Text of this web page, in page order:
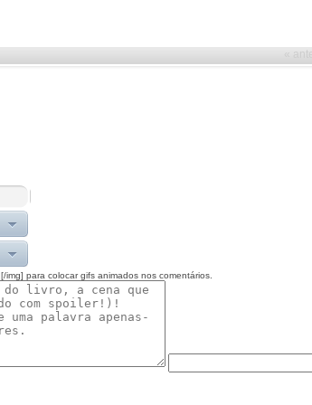
«
[/img] para colocar gifs animados nos comentários.